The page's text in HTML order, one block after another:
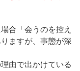
合「会うのを控え
ますが、事態が深
由で出かけている